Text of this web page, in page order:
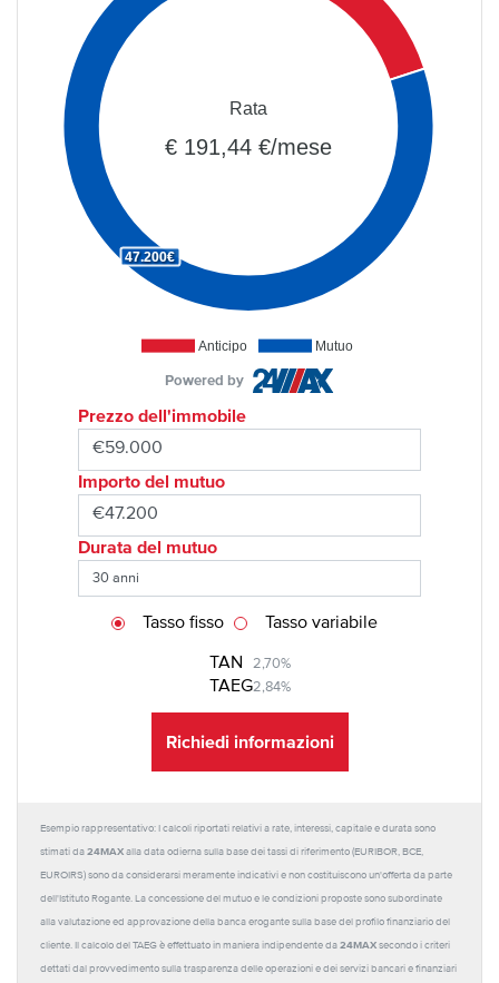
Anticipo Mutuo
47.200€
Rata
€ 191,44 €/mese
Powered by
Prezzo dell'immobile
Importo del mutuo
Durata del mutuo
TAN 2,70%
TAEG2,84%
Tasso fisso Tasso variabile
Richiedi informazioni
Esempio rappresentativo: I calcoli riportati relativi a rate, interessi, capitale e durata sono
stimati da 24MAX alla data odierna sulla base dei tassi di riferimento (EURIBOR, BCE,
EUROIRS) sono da considerarsi meramente indicativi e non costituiscono un'offerta da parte
dell'Istituto Rogante. La concessione del mutuo e le condizioni proposte sono subordinate
alla valutazione ed approvazione della banca erogante sulla base del profilo finanziario del
cliente. Il calcolo del TAEG è effettuato in maniera indipendente da 24MAX secondo i criteri
dettati dal provvedimento sulla trasparenza delle operazioni e dei servizi bancari e finanziari